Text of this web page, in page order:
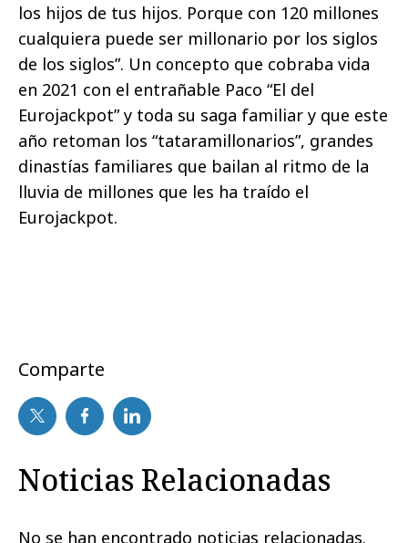
los hijos de tus hijos. Porque con 120 millones
cualquiera puede ser millonario por los siglos
de los siglos”. Un concepto que cobraba vida
en 2021 con el entrañable Paco “El del
Eurojackpot” y toda su saga familiar y que este
año retoman los “tataramillonarios”, grandes
dinastías familiares que bailan al ritmo de la
lluvia de millones que les ha traído el
Eurojackpot.
Comparte
Noticias Relacionadas
No se han encontrado noticias relacionadas.